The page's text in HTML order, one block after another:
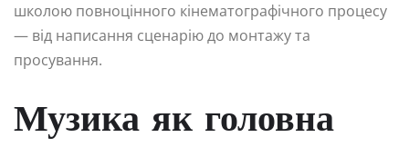
школою повноцінного кінематографічного процесу
— від написання сценарію до монтажу та
просування.
Музика як головна